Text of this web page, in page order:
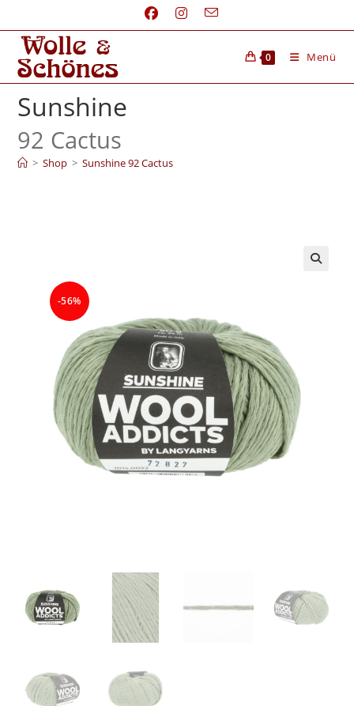
0 Menü
Sunshine
92 Cactus
> Shop > Sunshine 92 Cactus
-56%